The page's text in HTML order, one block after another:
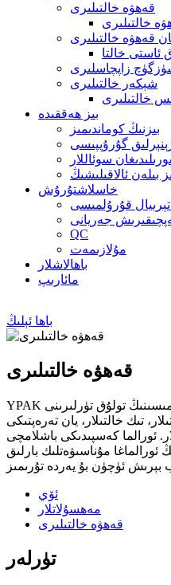
قەھۋە خالتىلىرى
خالتىلىرى
قەھۋە خالتىلىرى
ئاستى خالتا
زاپچاسلىرى
شېكەر خالتىلىرى
خالتىلىرى
بىز ھەققىدە
بىزنىڭ كوماندىمىز
گۇرۇپپىسى
سوئاللار
بىلەن ئالاقىلىشىڭ
خاسلاشتۇرۇش
قۇرۇلمىسى
جەريانى
QC
مۇلازىمەت
باھالاشلار
مائارىپ
باھا ئېلىڭ
قەھۋە خالتىلىرى
YPAK قەھۋە خالتىسى قەھۋە ئورالمىسىنىڭ تولۇق تۈرلىرىنى
تىك خالتىلار، يان تەرەپتىكى
ئورالما كەسپىدىكى باشلامچى
مۇناسىۋەتلىك بارلىق
ئۆي
مەھسۇلاتلار
قەھۋە خالتىلىرى
تۈرلەر